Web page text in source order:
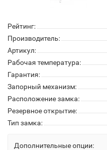
Рейтинг:
Производитель:
Артикул:
Рабочая температура:
Гарантия:
Запорный механизм:
Расположение замка:
Резервное открытие:
Тип замка:
Дополнительные опции: